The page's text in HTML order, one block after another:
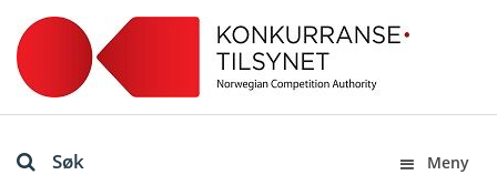
Søk Meny